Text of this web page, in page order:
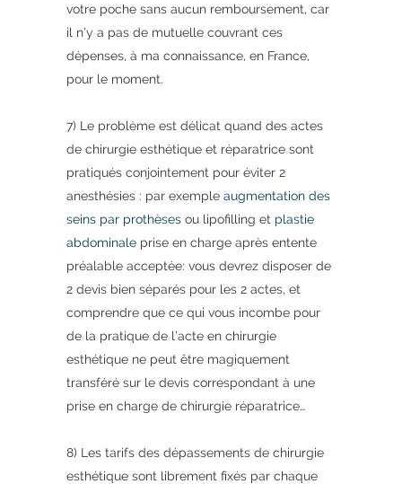
votre poche sans aucun remboursement, car
il n’y a pas de mutuelle couvrant ces
dépenses, à ma connaissance, en France,
pour le moment.
7) Le problème est délicat quand des actes
de chirurgie esthétique et réparatrice sont
pratiqués conjointement pour éviter 2
anesthésies : par exemple augmentation des
seins par prothèses ou lipofilling et plastie
abdominale prise en charge après entente
préalable acceptée: vous devrez disposer de
2 devis bien séparés pour les 2 actes, et
comprendre que ce qui vous incombe pour
de la pratique de l’acte en chirurgie
esthétique ne peut être magiquement
transféré sur le devis correspondant à une
prise en charge de chirurgie réparatrice…
8) Les tarifs des dépassements de chirurgie
esthétique sont librement fixés par chaque